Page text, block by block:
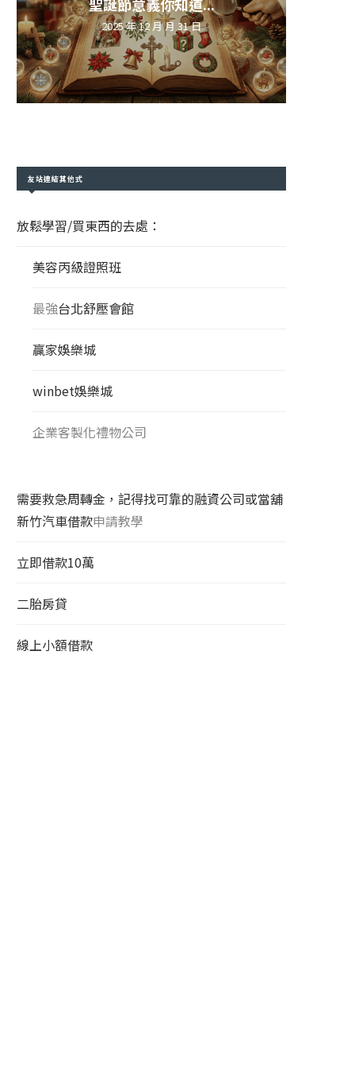
2025 年 12 月 月 31 日
友站連結其他式
放鬆學習/買東西的去處：
美容丙級證照班
最強台北舒壓會館
贏家娛樂城
winbet娛樂城
企業客製化禮物公司
需要救急周轉金，記得找可靠的融資公司或當舖
新竹汽車借款申請教學
立即借款10萬
二胎房貸
線上小額借款